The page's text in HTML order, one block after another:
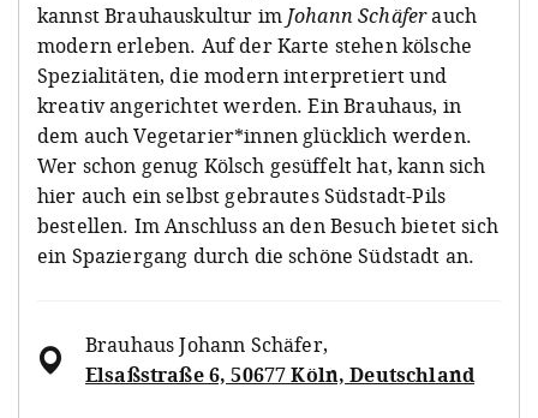
kannst Brauhauskultur im Johann Schäferauch
modern erleben. Auf der Karte stehen kölsche
Spezialitäten, die modern interpretiert und
kreativ angerichtet werden. Ein Brauhaus, in
dem auch Vegetarier*innen glücklich werden.
Wer schon genug Kölsch gesüffelt hat, kann sich
hier auch ein selbst gebrautes Südstadt-Pils
bestellen. Im Anschluss an den Besuch bietet sich
ein Spaziergang durch die schöne Südstadt an.
Brauhaus Johann Schäfer,
Elsaßstraße 6, 50677 Köln, Deutschland